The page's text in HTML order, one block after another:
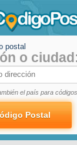
postal
o
el país para